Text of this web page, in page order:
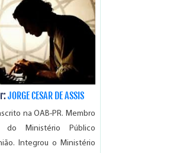
JORGE CESAR DE ASSIS
na OAB-PR. Membro
do Ministério Público
Integrou o Ministério